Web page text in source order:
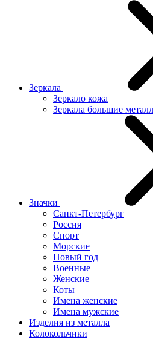
Зеркала
Зеркало кожа
Зеркала большие
Значки
Санкт-Петербург
Россия
Спорт
Морские
Новый год
Военные
Женские
Коты
Имена женские
Имена мужские
Изделия из металла
Колокольчики